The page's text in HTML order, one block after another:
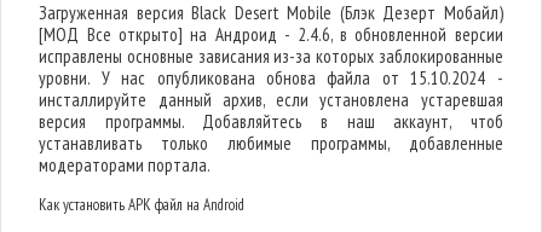
Загруженная версия Black Desert Mobile (Блэк Дезерт Мобайл)
[МОД Все открыто] на Андроид - 2.4.6, в обновленной версии
исправлены основные зависания из-за которых заблокированные
уровни. У нас опубликована обнова файла от 15.10.2024 -
инсталлируйте данный архив, если установлена устаревшая
версия программы. Добавляйтесь в наш аккаунт, чтоб
устанавливать только любимые программы, добавленные
модераторами портала.
Как установить APK файл на Android